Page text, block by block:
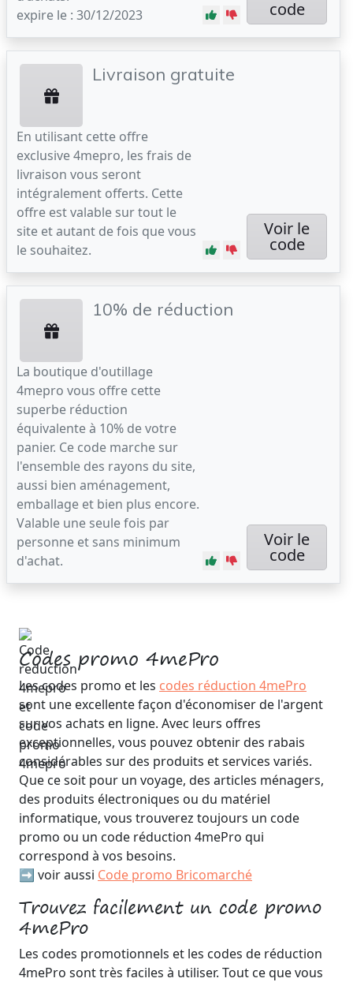
Codes promo 4mePro
Les codes promo et les codes réduction 4mePro
sont une excellente façon d'économiser de l'argent
sur vos achats en ligne. Avec leurs offres
exceptionnelles, vous pouvez obtenir des rabais
considérables sur des produits et services variés.
Que ce soit pour un voyage, des articles ménagers,
des produits électroniques ou du matériel
informatique, vous trouverez toujours un code
promo ou un code réduction 4mePro qui
correspond à vos besoins.
➡️ voir aussi Code promo Bricomarché
Trouvez facilement un code promo
4mePro
Les codes promotionnels et les codes de réduction
4mePro sont très faciles à utiliser. Tout ce que vous
expire le : 30/12/2023
code
Livraison gratuite
En utilisant cette offre
exclusive 4mepro, les frais de
livraison vous seront
intégralement offerts. Cette
offre est valable sur tout le
site et autant de fois que vous
le souhaitez.
Voir le
code
10% de réduction
La boutique d'outillage
4mepro vous offre cette
superbe réduction
équivalente à 10% de votre
panier. Ce code marche sur
l'ensemble des rayons du site,
aussi bien aménagement,
emballage et bien plus encore.
Valable une seule fois par
personne et sans minimum
d'achat.
Voir le
code